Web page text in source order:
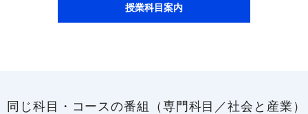
授業科目案内
同じ科目・コースの番組（専門科目／社会と産業）